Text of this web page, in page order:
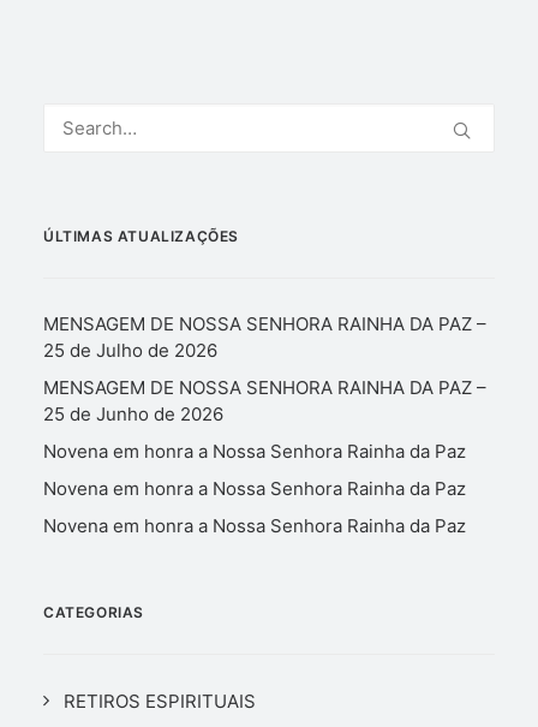
ÚLTIMAS ATUALIZAÇÕES
MENSAGEM DE NOSSA SENHORA RAINHA DA PAZ –
25 de Julho de 2026
MENSAGEM DE NOSSA SENHORA RAINHA DA PAZ –
25 de Junho de 2026
Novena em honra a Nossa Senhora Rainha da Paz
Novena em honra a Nossa Senhora Rainha da Paz
Novena em honra a Nossa Senhora Rainha da Paz
CATEGORIAS
RETIROS ESPIRITUAIS